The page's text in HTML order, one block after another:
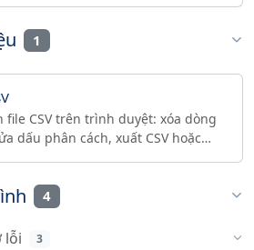
1
file CSV trên trình duyệt: xóa dòng
dấu phân cách, xuất CSV hoặc
4
lỗi 3